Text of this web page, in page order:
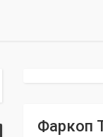
Фаркоп